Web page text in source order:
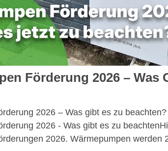
Förderung 2026 – Was
2026 – Was gibt es zu
2026 - Was gibt es zu
2026. Wärmepumpen werden